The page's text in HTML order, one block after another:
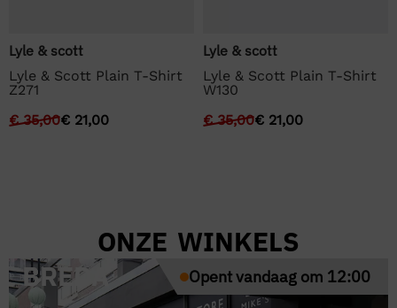
Lyle & scott
Lyle & Scott Plain T-Shirt
Z271
€35,00€ 21,00
Lyle & scott
Lyle & Scott Plain T-Shirt
W130
€35,00€ 21,00
ONZE WINKELS
Opent vandaag om 12:00
BREDA